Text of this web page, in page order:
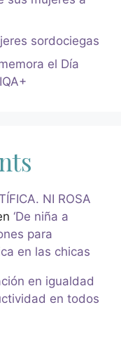
sordociegas
el Día
NI ROSA
‘De niña a
para
en las chicas
en igualdad
en todos